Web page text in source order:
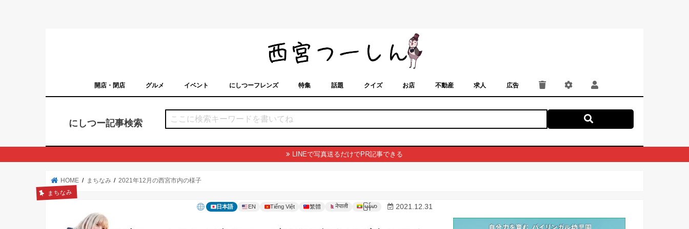
開店・閉店 グルメ イベント にしつーフレンズ 特集 話題 クイズ お店 不動産 求人 広告
にしつー記事検索
LINEで写真送るだけでPR記事できる
HOME まちなみ 2021年12月の西宮市内の様子
まちなみ
日本語 EN Tiếng Việt 繁體 नेपाली မြန်မာ 2021.12.31